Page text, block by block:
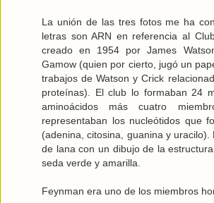
La unión de las tres fotos me ha
letras son ARN en referencia al
creado en 1954 por James
Gamow (quien por cierto, jugó un
trabajos de Watson y Crick
proteínas). El club lo formaban 24
aminoácidos más cuatro
representaban los nucleótidos que
(adenina, citosina, guanina y
de lana con un dibujo de la
seda verde y amarilla.
Feynman era uno de los miembros